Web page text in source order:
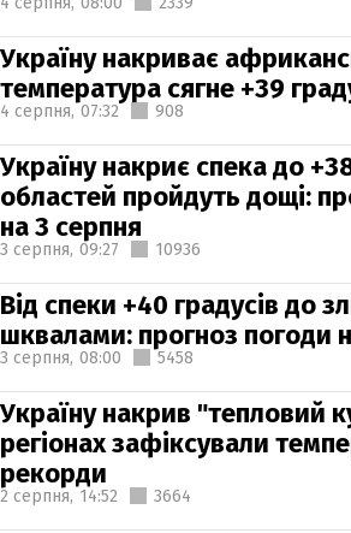
Україну накриває
температура сягне +39
4 серпня, 07:32 908
Україну накриє спека до
областей пройдуть дощі:
на 3 серпня
3 серпня, 09:27 10936
Від спеки +40 градусів до
шквалами: прогноз погоди
3 серпня, 08:00 5458
Україну накрив "тепловий
регіонах зафіксували
рекорди
2 серпня, 14:52 3664